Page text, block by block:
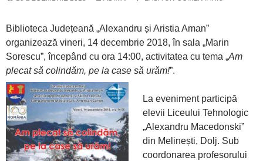
Biblioteca Județeană „Alexandru și Aristia Aman”
organizează vineri, 14 decembrie 2018, în sala „Marin
Sorescu”, începând cu ora 14:00, activitatea cu tema „Am
plecat să colindăm, pe la case să urăm!”.
La eveniment participă
elevii Liceului Tehnologic
„Alexandru Macedonski”
din Melinești, Dolj. Sub
coordonarea profesorului